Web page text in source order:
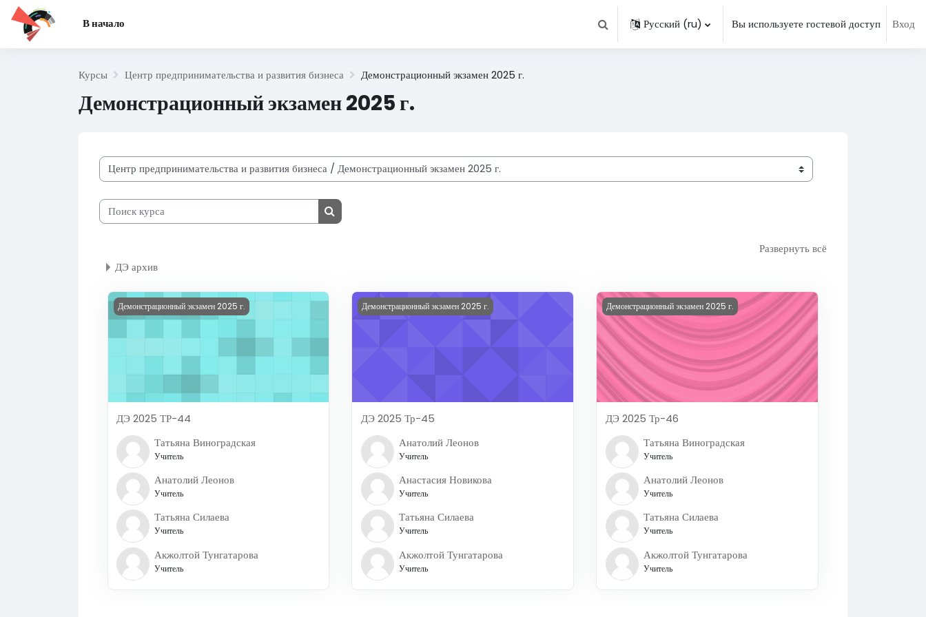
Перейти к основному содержанию
В начало
Изменить данные поисковой строки
Русский ‎(ru)‎ Вы используете гостевой доступ Вход
Курсы Центр предпринимательства и развития бизнеса Демонстрационный экзамен 2025 г.
Демонстрационный экзамен 2025 г.
Категории курсов
Поиск курса
Поиск курса
Развернуть всё
ДЭ архив
Изображение курса ДЭ 2025 ТР-44
Демонстрационный экзамен 2025 г.
ДЭ 2025 ТР-44
Татьяна Виноградская
Учитель
Анатолий Леонов
Учитель
Татьяна Силаева
Учитель
Акжолтой Тунгатарова
Учитель
Изображение курса ДЭ 2025 Тр-45
Демонстрационный экзамен 2025 г.
ДЭ 2025 Тр-45
Анатолий Леонов
Учитель
Анастасия Новикова
Учитель
Татьяна Силаева
Учитель
Акжолтой Тунгатарова
Учитель
Изображение курса ДЭ 2025 Тр-46
Демонстрационный экзамен 2025 г.
ДЭ 2025 Тр-46
Татьяна Виноградская
Учитель
Анатолий Леонов
Учитель
Татьяна Силаева
Учитель
Акжолтой Тунгатарова
Учитель